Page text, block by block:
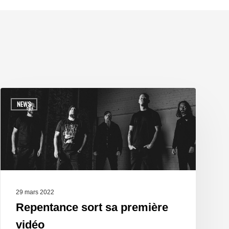
NEWS
29 mars 2022
Repentance sort sa première
vidéo